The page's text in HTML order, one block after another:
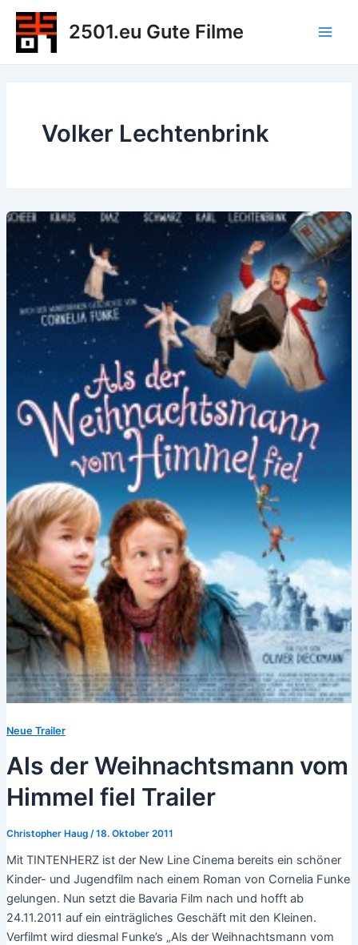
Zum
Inhalt
springen
2501.eu Gute Filme
Volker Lechtenbrink
Neue Trailer
Als der Weihnachtsmann vom
Himmel fiel Trailer
Christopher Haug /18. Oktober 2011
Mit TINTENHERZ ist der New Line Cinema bereits ein schöner
Kinder- und Jugendfilm nach einem Roman von Cornelia Funke
gelungen. Nun setzt die Bavaria Film nach und hofft ab
24.11.2011 auf ein einträgliches Geschäft mit den Kleinen.
Verfilmt wird diesmal Funke’s „Als der Weihnachtsmann vom